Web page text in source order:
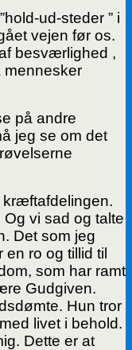
ud-steder ” i
vejen før os.
besværlighed ,
mennesker
på andre
jeg se om det
kræftafdelingen.
vi sad og talte
Det som jeg
ro og tillid til
som har ramt
Gudgiven.
Hun tror
livet i behold.
Dette er at